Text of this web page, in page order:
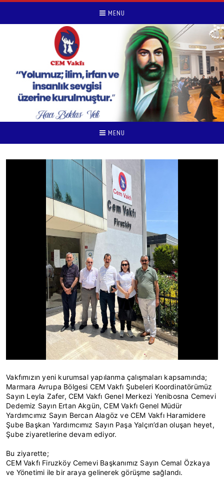
MENU
MENU
Vakfımızın yeni kurumsal yapılanma çalışmaları kapsamında;
Marmara Avrupa Bölgesi CEM Vakfı Şubeleri Koordinatörümüz
Sayın Leyla Zafer, CEM Vakfı Genel Merkezi Yenibosna Cemevi
Dedemiz Sayın Ertan Akgün, CEM Vakfı Genel Müdür
Yardımcımız Sayın Bercan Alagöz ve CEM Vakfı Haramidere
Şube Başkan Yardımcımız Sayın Paşa Yalçın’dan oluşan heyet,
Şube ziyaretlerine devam ediyor.
Bu ziyarette;
CEM Vakfı Firuzköy Cemevi Başkanımız Sayın Cemal Özkaya
ve Yönetimi ile bir araya gelinerek görüşme sağlandı.